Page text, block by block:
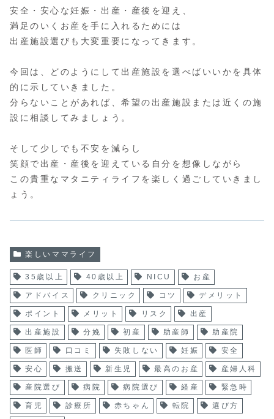
安全・安心な妊娠・出産・産後を迎え、
満足のいくお産を手に入れるためには
出産施設選びも大変重要になってきます。
今回は、どのようにして出産施設を選べばいいかを具体
的に示していきました。
分らないことがあれば、希望の出産施設または近くの施
設に相談してみましょう。
そして少しでも不安を減らし
笑顔で出産・産後を迎えている自分を想像しながら
この貴重なマタニティライフを楽しく過ごしていきまし
ょう。
楽しいママライフ
35歳以上 40歳以上 NICU お産
アドバイス クリニック コツ デメリット
ポイント メリット リスク 出産
出産施設 分娩 初産 助産師 助産院
医師 口コミ 失敗しない 妊娠 安全
安心 搬送 新生児 最高のお産 産婦人科
産院選び 病院 病院選び 経産 緊急時
育児 診療所 赤ちゃん 転院 選び方